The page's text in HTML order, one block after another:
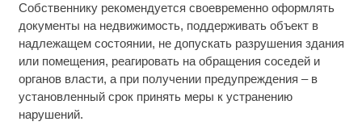
Собственнику рекомендуется своевременно оформлять
документы на недвижимость, поддерживать объект в
надлежащем состоянии, не допускать разрушения здания
или помещения, реагировать на обращения соседей и
органов власти, а при получении предупреждения – в
установленный срок принять меры к устранению
нарушений.